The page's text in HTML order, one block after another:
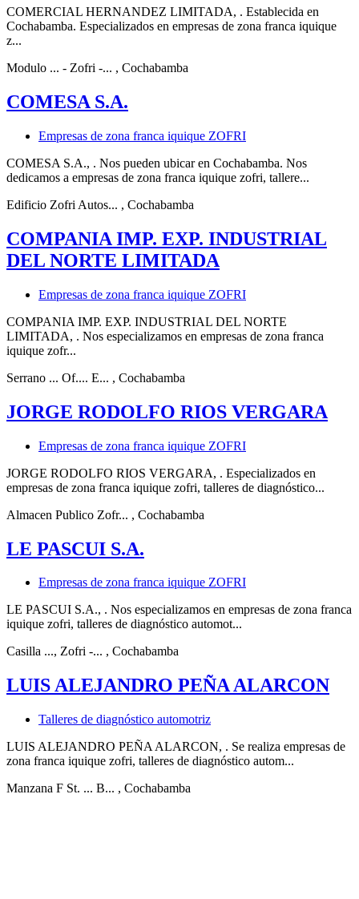
COMERCIAL HERNANDEZ LIMITADA, . Establecida en
Cochabamba. Especializados en empresas de zona franca iquique
z...
Modulo ... - Zofri -... , Cochabamba
COMESA S.A.
Empresas de zona franca iquique ZOFRI
COMESA S.A., . Nos pueden ubicar en Cochabamba. Nos
dedicamos a empresas de zona franca iquique zofri, tallere...
Edificio Zofri Autos... , Cochabamba
COMPANIA IMP. EXP. INDUSTRIAL
DEL NORTE LIMITADA
Empresas de zona franca iquique ZOFRI
COMPANIA IMP. EXP. INDUSTRIAL DEL NORTE
LIMITADA, . Nos especializamos en empresas de zona franca
iquique zofr...
Serrano ... Of.... E... , Cochabamba
JORGE RODOLFO RIOS VERGARA
Empresas de zona franca iquique ZOFRI
JORGE RODOLFO RIOS VERGARA, . Especializados en
empresas de zona franca iquique zofri, talleres de diagnóstico...
Almacen Publico Zofr... , Cochabamba
LE PASCUI S.A.
Empresas de zona franca iquique ZOFRI
LE PASCUI S.A., . Nos especializamos en empresas de zona franca
iquique zofri, talleres de diagnóstico automot...
Casilla ..., Zofri -... , Cochabamba
LUIS ALEJANDRO PEÑA ALARCON
Talleres de diagnóstico automotriz
LUIS ALEJANDRO PEÑA ALARCON, . Se realiza empresas de
zona franca iquique zofri, talleres de diagnóstico autom...
Manzana F St. ... B... , Cochabamba